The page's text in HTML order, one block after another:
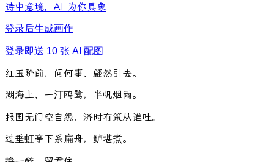
诗中意境，AI 为你具象
登录后生成画作
登录即送 10 张 AI 配图
红玉阶前， 问何事、 翩然引 去。
湖海上、 一汀鸥鹭， 半帆烟雨。
报国无门 空自 怨， 济时有策从谁吐。
过垂虹亭下系 扁舟， 鲈堪煮。